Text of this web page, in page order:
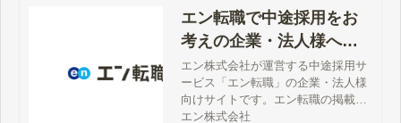
エン転職で中途採用をお
考えの企業・法人様へ
【公式】
エン株式会社が運営する中途採用サ
ービス「エン転職」の企業・法人様
向けサイトです。エン転職の掲載料
金、サービス詳細、特徴、評判、採
エン株式会社